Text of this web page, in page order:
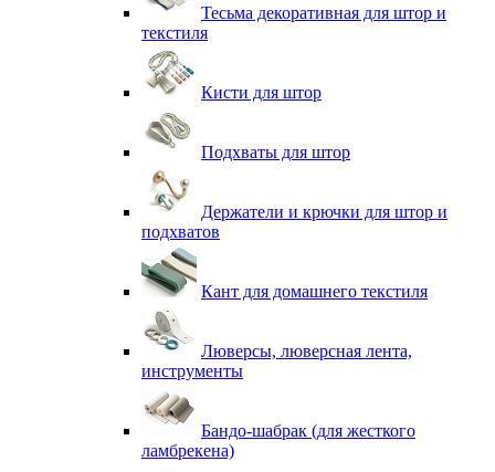
Тесьма декоративная для штор и
текстиля
Кисти для штор
Подхваты для штор
Держатели и крючки для штор и
подхватов
Кант для домашнего текстиля
Люверсы, люверсная лента,
инструменты
Бандо-шабрак (для жесткого
ламбрекена)